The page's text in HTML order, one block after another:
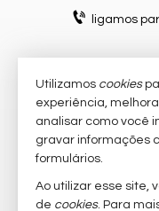
ligamos
VEJA MAIS
imóveis
Utilizamos cookies
experiência,
analisar como você
gravar informações
formulários.
Ao utilizar esse site,
de cookies. Para